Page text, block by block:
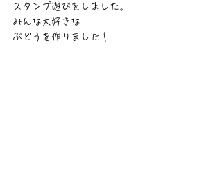
スタンプ遊びをしました。
みんな大好きな
ぶどうを作りました！